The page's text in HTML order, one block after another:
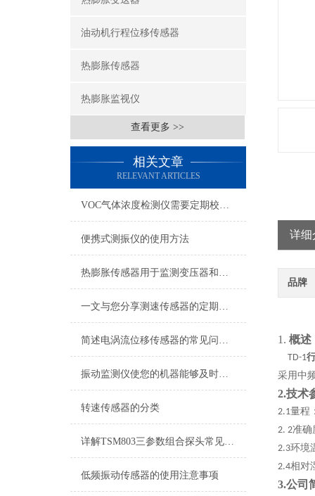
油动机行程位移传感器
热膨胀传感器
热膨胀监视仪
查看更多 >>
相关文章
RELEVANT ARTICLES
VOC气体浓度检测仪需要定期校准的原因分析
便携式测振仪的使用方法
热膨胀传感器用于监测变压器和电缆的温升，防止过热造成损害
一文与您分享测速传感器的定期维护保养方法
简述电涡流位移传感器的常见问题相应解决方法
振动监测仪使您的机器能够及时得到保护避免不必要的经济损失
转速传感器的分类
详解TSM803三参数组合探头常见故障及针对性解决策略
低频振动传感器的使用注意事项
详细
品牌
1. 概述
TD-1
采用中
2.技术
2.1量程
2. 2准确
2.3环境
2.4相对
3.公司